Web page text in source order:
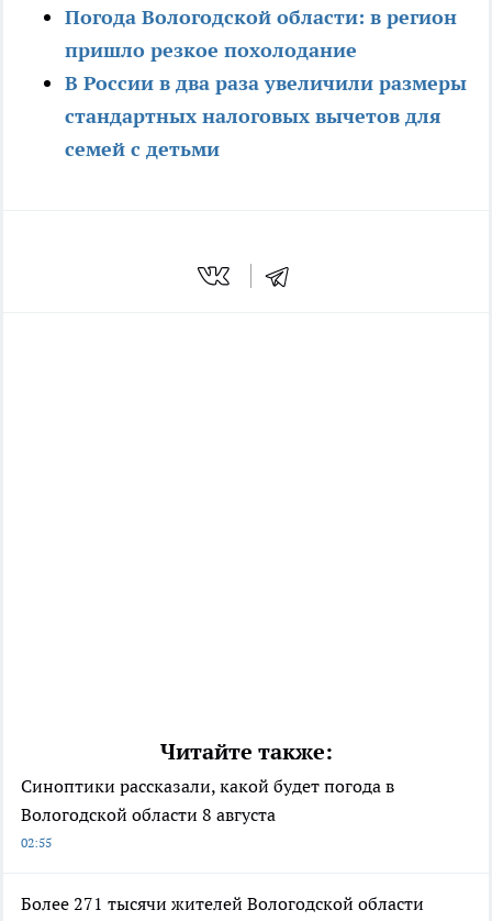
Погода Вологодской области: в регион
пришло резкое похолодание
В России в два раза увеличили размеры
стандартных налоговых вычетов для
семей с детьми
Читайте также:
Синоптики рассказали, какой будет погода в
Вологодской области 8 августа
02:55
Более 271 тысячи жителей Вологодской области